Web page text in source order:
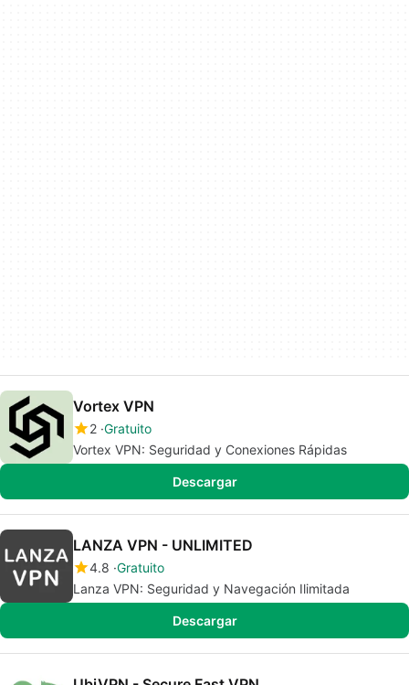
Vortex VPN
2 Gratuito
Vortex VPN: Seguridad y Conexiones Rápidas
Descargar
LANZA VPN - UNLIMITED
4.8 Gratuito
Lanza VPN: Seguridad y Navegación Ilimitada
Descargar